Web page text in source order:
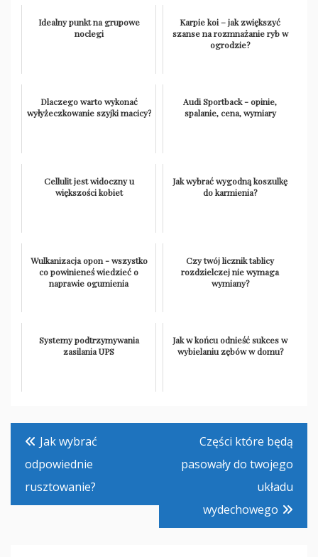
Idealny punkt na grupowe
noclegi
Karpie koi – jak zwiększyć
szanse na rozmnażanie ryb w
ogrodzie?
Dlaczego warto wykonać
wyłyżeczkowanie szyjki macicy?
Audi Sportback - opinie,
spalanie, cena, wymiary
Cellulit jest widoczny u
większości kobiet
Jak wybrać wygodną koszulkę
do karmienia?
Wulkanizacja opon - wszystko
co powinieneś wiedzieć o
naprawie ogumienia
Czy twój licznik tablicy
rozdzielczej nie wymaga
wymiany?
Systemy podtrzymywania
zasilania UPS
Jak w końcu odnieść sukces w
wybielaniu zębów w domu?
Nawigacja
wpisu
Jak wybrać
odpowiednie
rusztowanie?
Części które będą
pasowały do twojego
układu
wydechowego